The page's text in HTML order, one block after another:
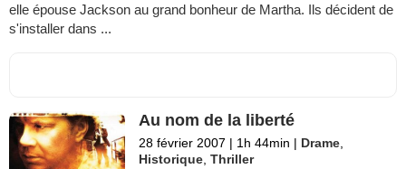
elle épouse Jackson au grand bonheur de Martha. Ils décident de
s'installer dans ...
Au nom de la liberté
28 février 2007 | 1h 44min | Drame
Historique ,Thriller